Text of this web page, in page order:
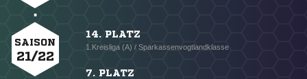
SAISON
21/22
14. PLATZ
1.Kreisliga (A) / Sparkassenvogtlandklasse
7. PLATZ